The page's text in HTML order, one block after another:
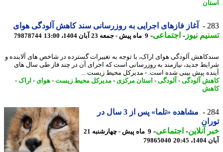
آغاز فازهای اجرایی به روزرسانی سند کاهش آلودگی هوای
نیوز-اجتماعی-9 ماه پیش - جمعه 23 آبان 1404، 13:00 79878744
آلودگی هوای اراک، با توجه به تغییرات گسترده در شاخص های آلاینده و
جدید، نیازمند به روزرسانی است که اجرای آن در چند فاز طی سال های
پیش بینی شده است. - مدیرکل محیط زیست ...
آلودگی-آلودگی-استان مرکزی - مدیرکل محیط زیست-هوای- اراک -
مشاهده «تلما» پس از 3 سال در
آنلاین-اجتماعی-
9 ماه پیش - چهارشنبه 21
79865040